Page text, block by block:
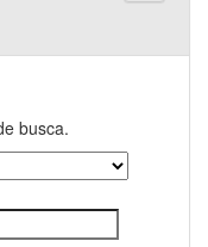
busca.